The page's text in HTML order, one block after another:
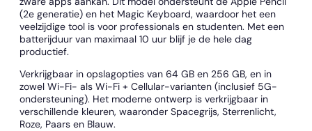
(2e generatie) en het Magic Keyboard, waardoor het een
veelzijdige tool is voor professionals en studenten. Met een
batterijduur van maximaal 10 uur blijf je de hele dag
productief.
Verkrijgbaar in opslagopties van 64 GB en 256 GB, en in
zowel Wi-Fi- als Wi-Fi + Cellular-varianten (inclusief 5G-
ondersteuning). Het moderne ontwerp is verkrijgbaar in
verschillende kleuren, waaronder Spacegrijs, Sterrenlicht,
Roze, Paars en Blauw.